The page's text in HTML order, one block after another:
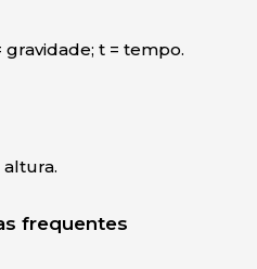
gravidade; t = tempo.
altura.
frequentes